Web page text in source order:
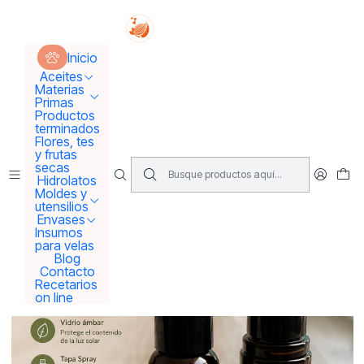
Inicio
Aceites
Materias
Primas
Productos
terminados
Flores, tes
y frutas
secas
Hidrolatos
Moldes y
utensilios
Envases
Insumos
para velas
Blog
Contacto
Recetarios
on line
Tus sueños se concretan aquí !!!
Envase ámbar 60 ml tapa spray o crema